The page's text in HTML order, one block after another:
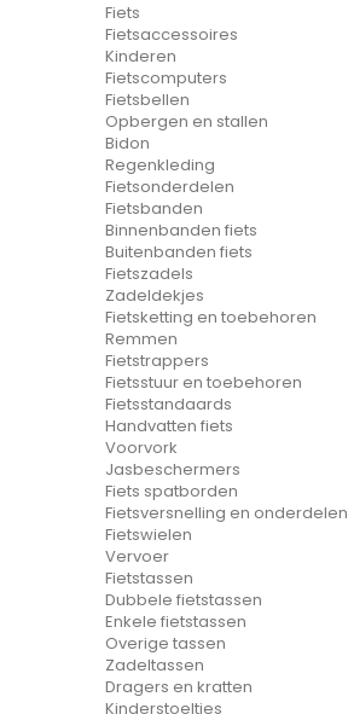
Fiets
Fietsaccessoires
Kinderen
Fietscomputers
Fietsbellen
Opbergen en stallen
Bidon
Regenkleding
Fietsonderdelen
Fietsbanden
Binnenbanden fiets
Buitenbanden fiets
Fietszadels
Zadeldekjes
Fietsketting en toebehoren
Remmen
Fietstrappers
Fietsstuur en toebehoren
Fietsstandaards
Handvatten fiets
Voorvork
Jasbeschermers
Fiets spatborden
Fietsversnelling en onderdelen
Fietswielen
Vervoer
Fietstassen
Dubbele fietstassen
Enkele fietstassen
Overige tassen
Zadeltassen
Dragers en kratten
Kinderstoeltjes